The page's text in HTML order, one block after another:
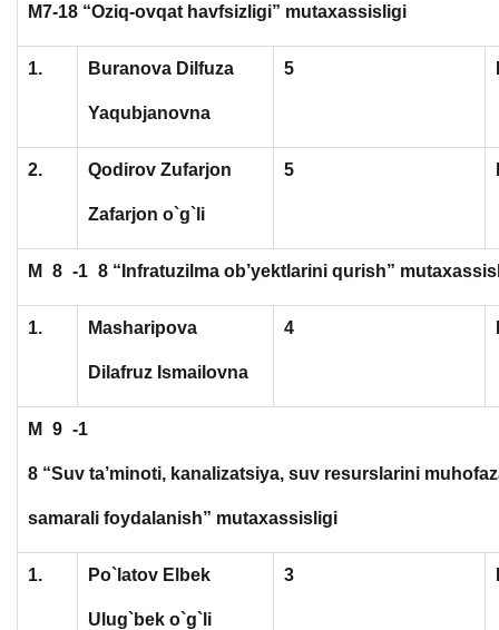
M7-18 “Oziq-ovqat havfsizligi” mutaxassisligi
1. Buranova Dilfuza
Yaqubjanovna
5
2. Qodirov Zufarjon
Zafarjon o`g`li
5
M 8 -1 8 “Infratuzilma ob’yektlarini qurish”
1. Masharipova
Dilafruz Ismailovna
4
M 9 -1
8 “Suv ta’minoti, kanalizatsiya, suv resurslarini
samarali foydalanish” mutaxassisligi
1. Po`latov Elbek
Ulug`bek o`g`li
3